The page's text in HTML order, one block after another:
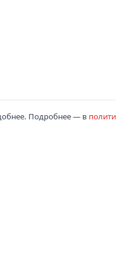
Подробнее — в